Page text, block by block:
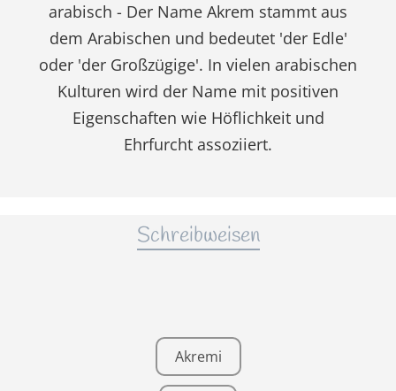
arabisch - Der Name Akrem stammt aus
dem Arabischen und bedeutet 'der Edle'
oder 'der Großzügige'. In vielen arabischen
Kulturen wird der Name mit positiven
Eigenschaften wie Höflichkeit und
Ehrfurcht assoziiert.
Schreibweisen
Akremi